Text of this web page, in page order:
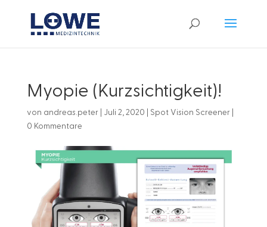
Myopie (Kurzsichtigkeit)!
von andreas.peter| Juli 2, 2020 Spot Vision Screener|
0 Kommentare